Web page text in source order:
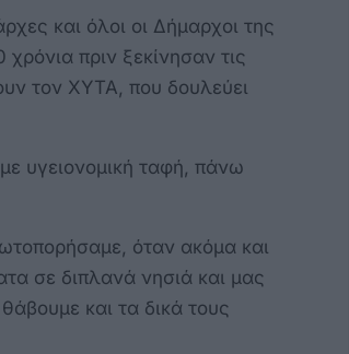
και όλοι οι Δήμαρχοι της
πριν ξεκίνησαν τις
τον ΧΥΤΑ, που δουλεύει
υγειονομική ταφή, πάνω
όταν ακόμα και
σε διπλανά νησιά και μας
και τα δικά τους